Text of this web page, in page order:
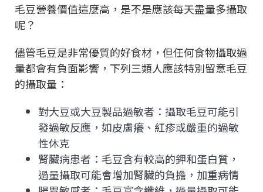
毛豆營養價值這麼高，是不是應該每天盡量多攝取
呢？
儘管毛豆是非常優質的好食材，但任何食物攝取過
量都會有負面影響，下列三類人應該特別留意毛豆
的攝取量：
對大豆或大豆製品過敏者：攝取毛豆可能引
發過敏反應，如皮膚癢、紅疹或嚴重的過敏
性休克
腎臟病患者：毛豆含有較高的鉀和蛋白質，
過量攝取可能會增加腎臟的負擔，加重病情